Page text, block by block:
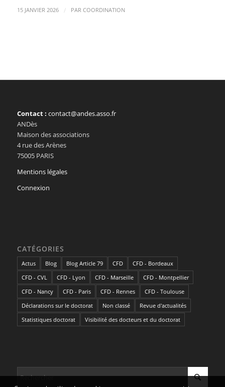
15 JANVIER 2026 / PAR COORDINATION
Contact : contact@andes.asso.fr
ANDès
Maison des associations
4 rue des Arènes
75005 PARIS
Mentions légales
Connexion
CATÉGORIES
Actus Blog Blog Article 79 CFD
CFD - Bordeaux
CFD - CVL
CFD - Lyon CFD - Marseille
CFD - Montpellier
CFD - Nancy
CFD - Paris CFD - Rennes
CFD - Toulouse
Déclarations sur le doctorat
Non classé
Revue d'actualités
Statistiques doctorat
Visibilité des docteurs et du doctorat